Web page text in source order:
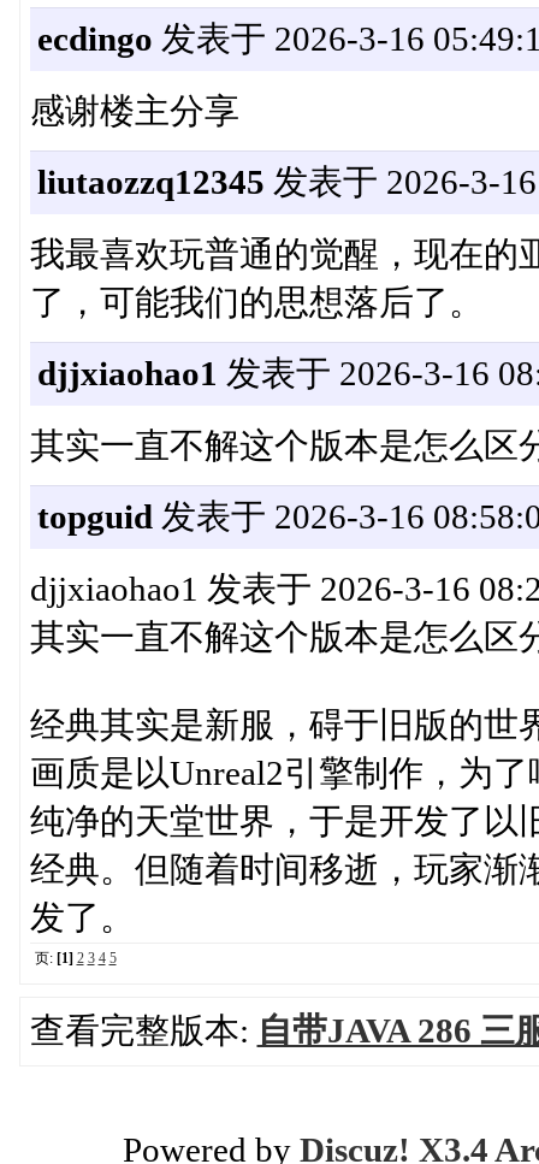
ecdingo 发表于 2026-3-16
感谢楼主分享
liutaozzq12345 发表于 2026-3-
我最喜欢玩普通的觉醒，现在的
了，可能我们的思想落后了。
djjxiaohao1 发表于 2026-3-16
其实一直不解这个版本是怎么区
topguid 发表于 2026-3-16
djjxiaohao1 发表于 2026-3-16
其实一直不解这个版本是怎么区
经典其实是新服，碍于旧版的世
画质是以Unreal2引擎制作，为
纯净的天堂世界，于是开发了以
经典。但随着时间移逝，玩家渐
发了。
页: [1] 2 3 4 5
查看完整版本: 自带JAVA 286 三
Powered by Discuz! X3.4